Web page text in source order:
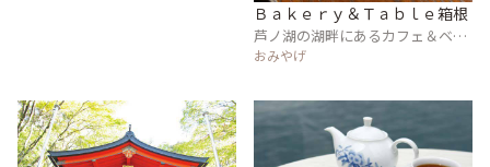
Ｂａｋｅｒｙ＆Ｔａｂｌｅ箱根
芦ノ湖の湖畔にあるカフェ＆ベー
カリーのグルメスポット
おみやげ